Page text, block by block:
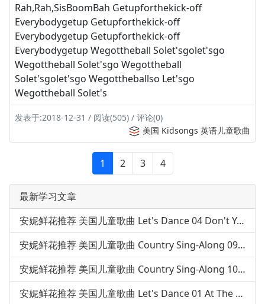
Rah,Rah,SisBoomBah Getupforthekick-off
Everybodygetup Getupforthekick-off
Everybodygetup Getupforthekick-off
Everybodygetup Wegottheball Solet'sgolet'sgo
Wegottheball Solet'sgo Wegottheball
Solet'sgolet'sgo Wegottheballso Let'sgo
Wegottheball Solet's
发表于:2018-12-31 / 阅读(505) / 评论(0)
美国 Kidsongs 英语儿童歌曲
1 2 3 4
最新学习文章
安妮鲜花推荐 美国儿童歌曲 Let's Dance 04 Don't You Just Love To Waltz?
安妮鲜花推荐 美国儿童歌曲 Country Sing-Along 09 Country Kid
安妮鲜花推荐 美国儿童歌曲 Country Sing-Along 10 Happy Trails To You
安妮鲜花推荐 美国儿童歌曲 Let's Dance 01 At The Hop